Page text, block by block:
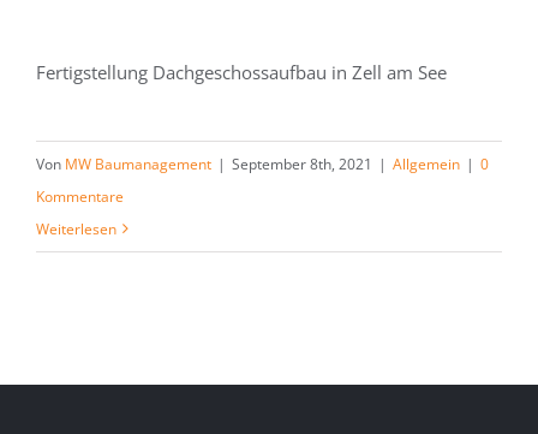
Fertigstellung Dachgeschossaufbau in Zell am See
Von MW Baumanagement | September 8th, 2021 | Allgemein | 0
Kommentare
Weiterlesen